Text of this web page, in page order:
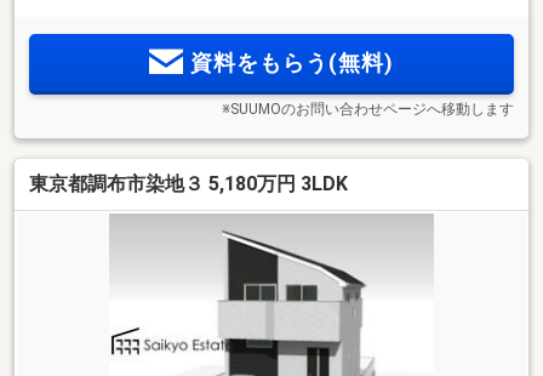
資料をもらう(無料)
※SUUMOのお問い合わせページへ移動します
東京都調布市染地３ 5,180万円 3LDK